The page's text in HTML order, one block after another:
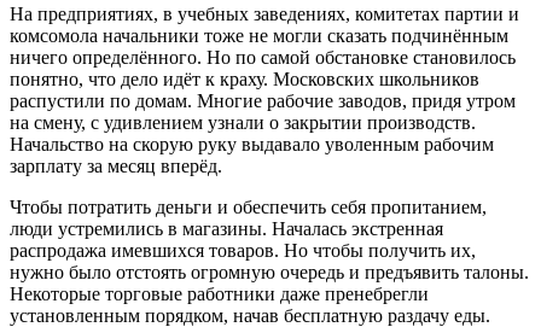
На предприятиях, в учебных заведениях, комитетах партии и
комсомола начальники тоже не могли сказать подчинённым
ничего определённого. Но по самой обстановке становилось
понятно, что дело идёт к краху. Московских школьников
распустили по домам. Многие рабочие заводов, придя утром
на смену, с удивлением узнали о закрытии производств.
Начальство на скорую руку выдавало уволенным рабочим
зарплату за месяц вперёд.
Чтобы потратить деньги и обеспечить себя пропитанием,
люди устремились в магазины. Началась экстренная
распродажа имевшихся товаров. Но чтобы получить их,
нужно было отстоять огромную очередь и предъявить талоны.
Некоторые торговые работники даже пренебрегли
установленным порядком, начав бесплатную раздачу еды.